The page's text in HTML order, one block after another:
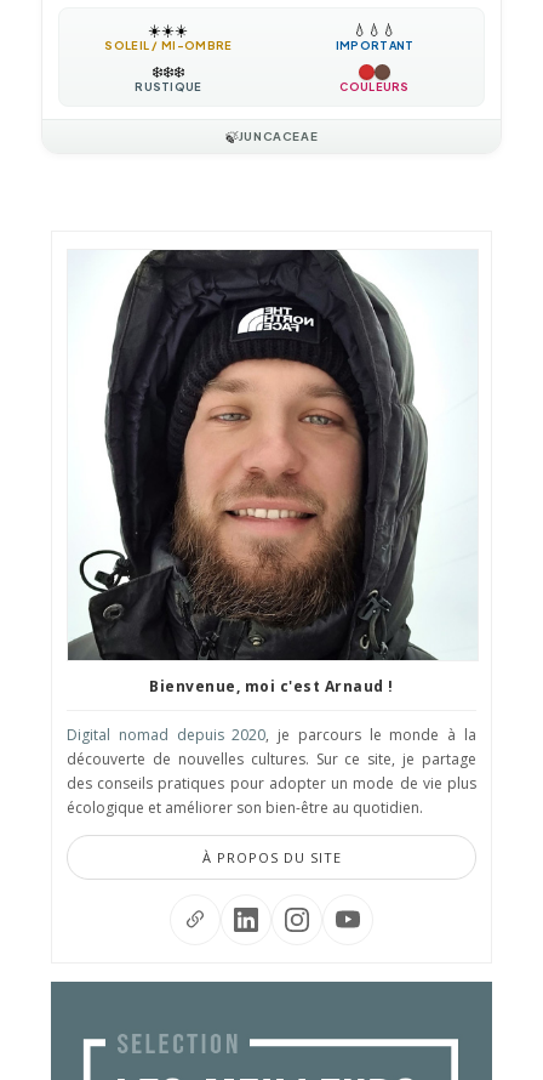
☀️☀️☀️
SOLEIL / MI-OMBRE
💧 💧 💧
IMPORTANT
❄️❄️❄️
RUSTIQUE COULEURS
🍃JUNCACEAE
Bienvenue, moi c'est Arnaud !
Digital nomad depuis 2020, je parcours le monde à la
découverte de nouvelles cultures. Sur ce site, je partage
des conseils pratiques pour adopter un mode de vie plus
écologique et améliorer son bien-être au quotidien.
À PROPOS DU SITE